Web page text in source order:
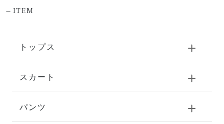
-ITEM
トップス
スカート
パンツ